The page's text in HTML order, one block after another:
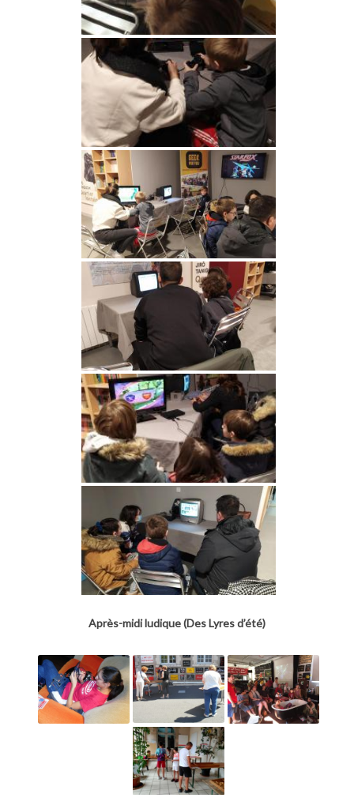
Après-midi ludique (Des Lyres d’été)